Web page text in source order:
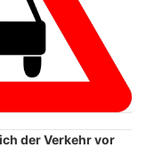
der Verkehr vor